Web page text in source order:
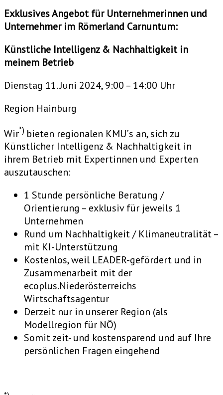
Exklusives Angebot für Unternehmerinnen und
Unternehmer im Römerland Carnuntum:
Künstliche Intelligenz & Nachhaltigkeit in
meinem Betrieb
Dienstag 11. Juni 2024, 9:00 – 14:00 Uhr
Region Hainburg
Wir*) bieten regionalen KMU´s an, sich zu
Künstlicher Intelligenz & Nachhaltigkeit in
ihrem Betrieb mit Expertinnen und Experten
auszutauschen:
1 Stunde persönliche Beratung /
Orientierung – exklusiv für jeweils 1
Unternehmen
Rund um Nachhaltigkeit / Klimaneutralität –
mit KI-Unterstützung
Kostenlos, weil LEADER-gefördert und in
Zusammenarbeit mit der
ecoplus.Niederösterreichs
Wirtschaftsagentur
Derzeit nur in unserer Region (als
Modellregion für NÖ)
Somit zeit- und kostensparend und auf Ihre
persönlichen Fragen eingehend